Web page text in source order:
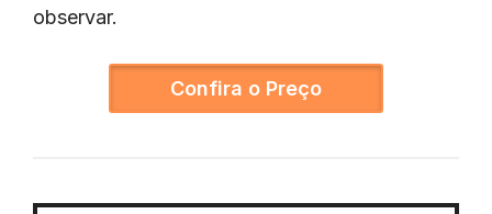
observar.
Confira o Preço